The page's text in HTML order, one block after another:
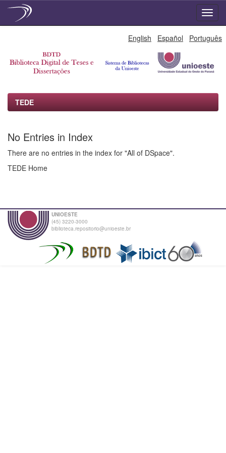
English Español Português
TEDE
No Entries in Index
There are no entries in the index for "All of DSpace".
TEDE Home
UNIOESTE
(45) 3220-3000
biblioteca.repositorio@unioeste.br